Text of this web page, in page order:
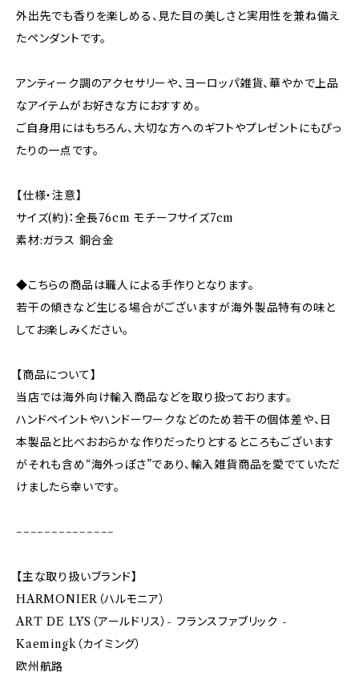
外出先でも香りを楽しめる、見た目の美しさと実用性を兼ね備え
たペンダントです。
アンティーク調のアクセサリーや、ヨーロッパ雑貨、華やかで上品
なアイテムがお好きな方におすすめ。
ご自身用にはもちろん、大切な方へのギフトやプレゼントにもぴっ
たりの一点です。
【仕様・注意】
サイズ(約)：全長76cm モチーフサイズ7cm
素材:ガラス 銅合金
◆こちらの商品は職人による手作りとなります。
若干の傾きなど生じる場合がございますが海外製品特有の味と
してお楽しみください。
【商品について】
当店では海外向け輸入商品などを取り扱っております。
ハンドペイントやハンドーワークなどのため若干の個体差や、日
本製品と比べおおらかな作りだったりとするところもございます
がそれも含め“海外っぽさ”であり、輸入雑貨商品を愛でていただ
けましたら幸いです。
−−−−−−−−−−−−−−
【主な取り扱いブランド】
HARMONIER（ハルモニア）
ART DE LYS（アールドリス）- フランスファブリック -
Kaemingk（カイミング）
欧州航路